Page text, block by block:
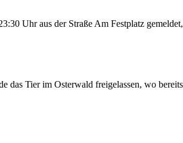
Uhr aus der Straße Am Festplatz
Tier im Osterwald freigelassen, wo